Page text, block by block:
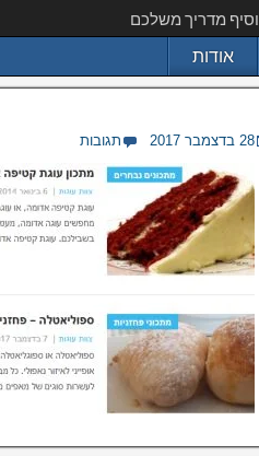
מדריך משלכם
אודות
28 בדצמבר 2017 תגובות